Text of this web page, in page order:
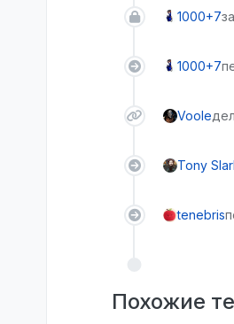
1000+7
1000+7
Voole
Tony
tenebris
Похожие